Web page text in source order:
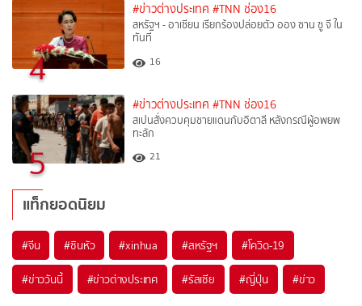
4
#ข่าวต่างประเทศ #TNN ช่อง16
สหรัฐฯ - อาเซียน เรียกร้องปล่อยตัว ออง ซาน ซู จี ใน
ทันที
16
5
#ข่าวต่างประเทศ #TNN ช่อง16
สเปนสั่งควบคุมชายแดนกับอิตาลี หลังกรณีผู้อพยพ
ทะลัก
21
แท็กยอดนิยม
#จีน #ซินหัว #xinhua #สหรัฐฯ #โควิด-19
#ข่าววันนี้ #ข่าวต่างประเทศ #รัสเซีย #ญี่ปุ่น #ข่าว